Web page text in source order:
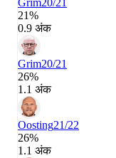
Grim20/21
21%
0.9 अंक
Grim20/21
26%
1.1 अंक
Oosting21/22
26%
1.1 अंक